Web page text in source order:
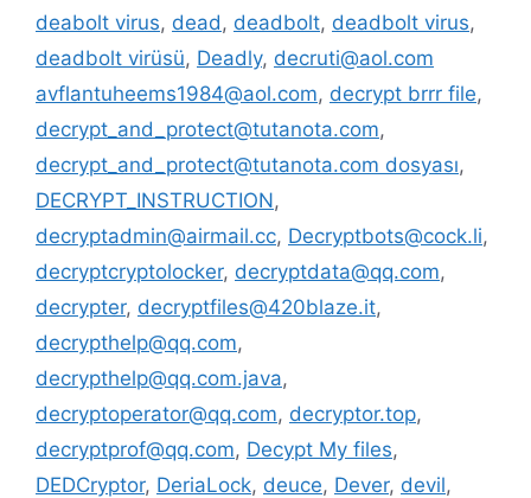
deabolt virus, dead, deadbolt, deadbolt virus,
deadbolt virüsü, Deadly, decruti@aol.com
avflantuheems1984@aol.com, decrypt brrr file,
decrypt_and_protect@tutanota.com,
decrypt_and_protect@tutanota.com dosyası,
DECRYPT_INSTRUCTION,
decryptadmin@airmail.cc, Decryptbots@cock.li,
decryptcryptolocker, decryptdata@qq.com,
decrypter, decryptfiles@420blaze.it,
decrypthelp@qq.com,
decrypthelp@qq.com.java,
decryptoperator@qq.com, decryptor.top,
decryptprof@qq.com, Decypt My files,
DEDCryptor, DeriaLock, deuce, Dever, devil,